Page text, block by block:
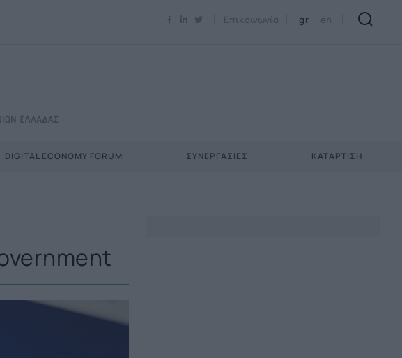
Επικοινωνία gr en
DIGITAL ECONOMY FORUM ΣΥΝΕΡΓΑΣΊΕΣ ΚΑΤΆΡΤΙΣΗ
Newsletter Email*